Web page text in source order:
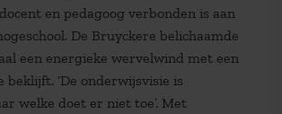
en pedagoog verbonden is aan
De Bruyckere belichaamde
een energieke wervelwind met een
beklijft. ‘De onderwijsvisie is
welke doet er niet toe’. Met